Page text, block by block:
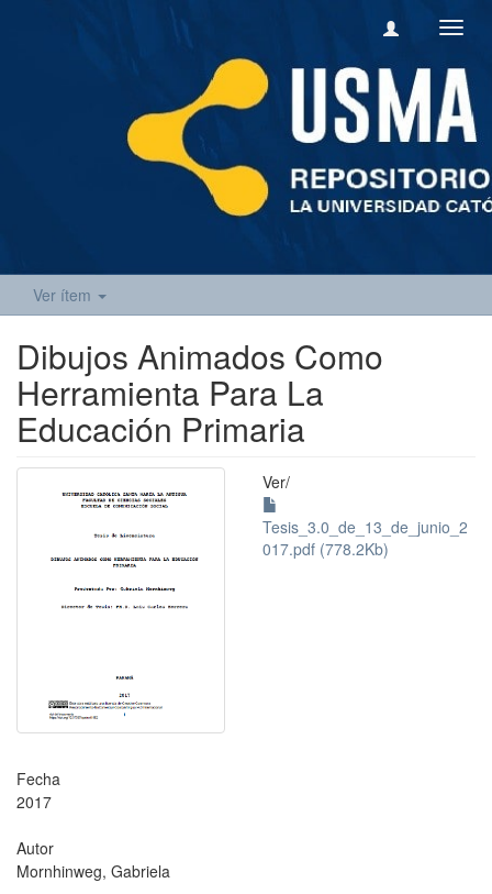
Ver ítem
Dibujos Animados Como
Herramienta Para La
Educación Primaria
Ver/
Tesis_3.0_de_13_de_junio_2
017.pdf (778.2Kb)
Fecha
2017
Autor
Mornhinweg, Gabriela